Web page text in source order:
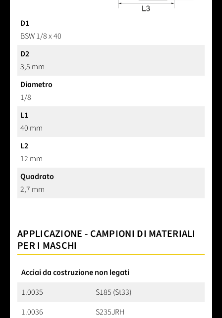
D1
BSW 1/8 x 40
D2
3,5 mm
Diametro
1/8
L1
40 mm
L2
12 mm
Quadrato
2,7 mm
APPLICAZIONE - CAMPIONI DI MATERIALI
PER I MASCHI
Acciai da costruzione non legati
1.0035
S185 (St33)
1.0036
S235JRH